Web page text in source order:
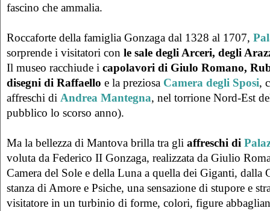
fascino che ammalia.
Roccaforte della famiglia Gonzaga dal 1328 al 1707,
sorprende i visitatori con le sale degli Arceri, degli
Il museo racchiude i capolavori di Giulo Romano,
disegni di Raffaello e la preziosa Camera degli Sposi,
affreschi di Andrea Mantegna, nel torrione Nord-Est
pubblico lo scorso anno).
Ma la bellezza di Mantova brilla tra gli affreschi di
voluta da Federico II Gonzaga, realizzata da Giulio
Camera del Sole e della Luna a quella dei Giganti, dalla
stanza di Amore e Psiche, una sensazione di stupore e
visitatore in un turbinio di forme, colori, figure